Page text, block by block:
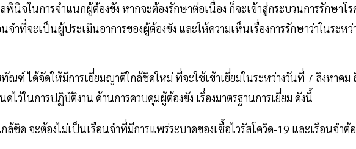
นิจในการจำแนกผู้ต้องขัง หากจะต้องรักษาต่อเนื่อง ก็จะเข้าสู่กระบวนการรักษาโร
ำที่จะเป็นผู้ประเมินอาการของผู้ต้องขัง และให้ความเห็นเรื่องการรักษาว่าในระหว่
ณฑ์ ได้จัดให้มีการเยี่ยมญาติใกล้ชิดใหม่ ที่จะใช้เข้าเยี่ยมในระหว่างวันที่ 7 สิงหาคม
ว้ในการปฏิบัติงาน ด้านการควบคุมผู้ต้องขัง เรื่องมาตรฐานการเยี่ยม ดังนี้
ชิด จะต้องไม่เป็นเรือนจำที่มีการแพร่ระบาดของเชื้อไวรัสโควิด-19 และเรือนจำต้